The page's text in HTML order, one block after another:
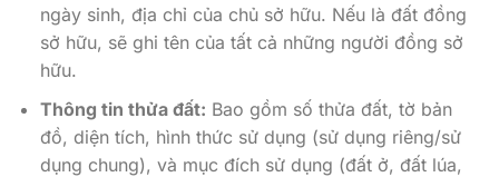
ngày sinh, địa chỉ của chủ sở hữu. Nếu là đất đồng
sở hữu, sẽ ghi tên của tất cả những người đồng sở
hữu.
Thông tin thửa đất: Bao gồm số thửa đất, tờ bản
đồ, diện tích, hình thức sử dụng (sử dụng riêng/sử
dụng chung), và mục đích sử dụng (đất ở, đất lúa,